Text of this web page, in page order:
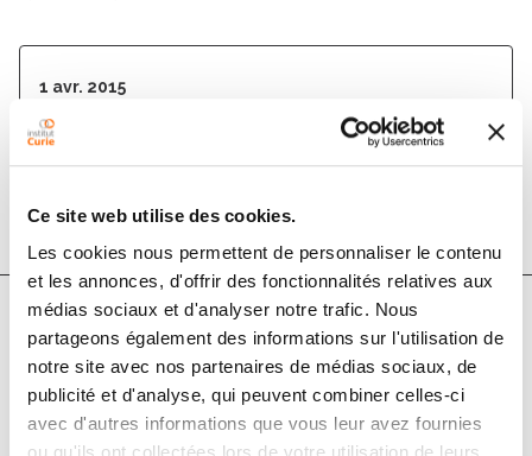
Ce site web utilise des cookies.
Les cookies nous permettent de personnaliser le contenu
et les annonces, d'offrir des fonctionnalités relatives aux
médias sociaux et d'analyser notre trafic. Nous
partageons également des informations sur l'utilisation de
notre site avec nos partenaires de médias sociaux, de
publicité et d'analyse, qui peuvent combiner celles-ci
avec d'autres informations que vous leur avez fournies
1 avr. 2015
International Journal of Cancer
Auteurs
Maya Jeitany, Jose Ramon Pineda, Qingyuan Liu, Rosa